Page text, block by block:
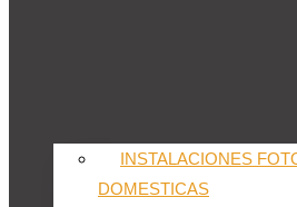
INSTALACIONES
DOMESTICAS